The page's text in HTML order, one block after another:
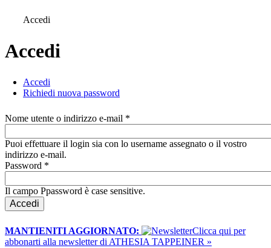
Accedi
Accedi
Schede primarie
Accedi
Richiedi nuova password
Nome utente o indirizzo e-mail *
Puoi effettuare il login sia con lo username assegnato o il vostro
indirizzo e-mail.
Password *
Il campo Ppassword è case sensitive.
MANTIENITI AGGIORNATO:
​Clicca qui per
abbonarti alla newsletter di ATHESIA TAPPEINER »